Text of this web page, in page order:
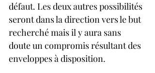
défaut. Les deux autres possibilités
seront dans la direction vers le but
recherché mais il y aura sans
doute un compromis résultant des
enveloppes à disposition.